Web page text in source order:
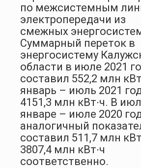
по межсистемным
электропередачи из
смежных
Суммарный переток в
энергосистему
области в июле 2021
составил 552,2 млн
январь – июль 2021
4151,3 млн кВт∙ч. В
январе – июле 2020
аналогичный
составил 511,7 млн
3807,4 млн кВт∙ч
соответственно.